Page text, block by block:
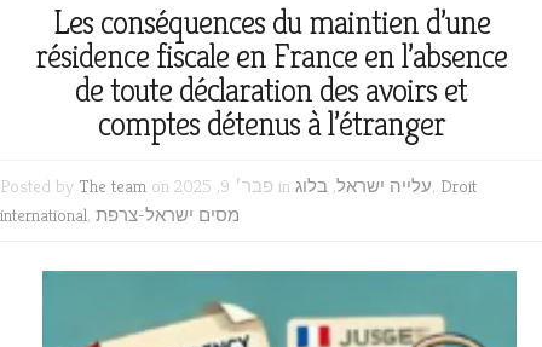
Les conséquences du maintien d’une
résidence fiscale en France en l’absence
de toute déclaration des avoirs et
comptes détenus à l’étranger
Posted by The team on פבר׳ 9, 2025 in עלייה ישראל, בלוג , Droit
international, מסים ישראל-צרפת